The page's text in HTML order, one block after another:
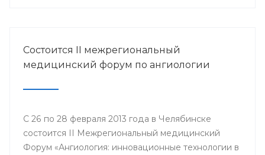
Состоится II межрегиональный
медицинский форум по ангиологии
С 26 по 28 февраля 2013 года в Челябинске
состоится II Межрегиональный медицинский
Форум «Ангиология: инновационные технологии в